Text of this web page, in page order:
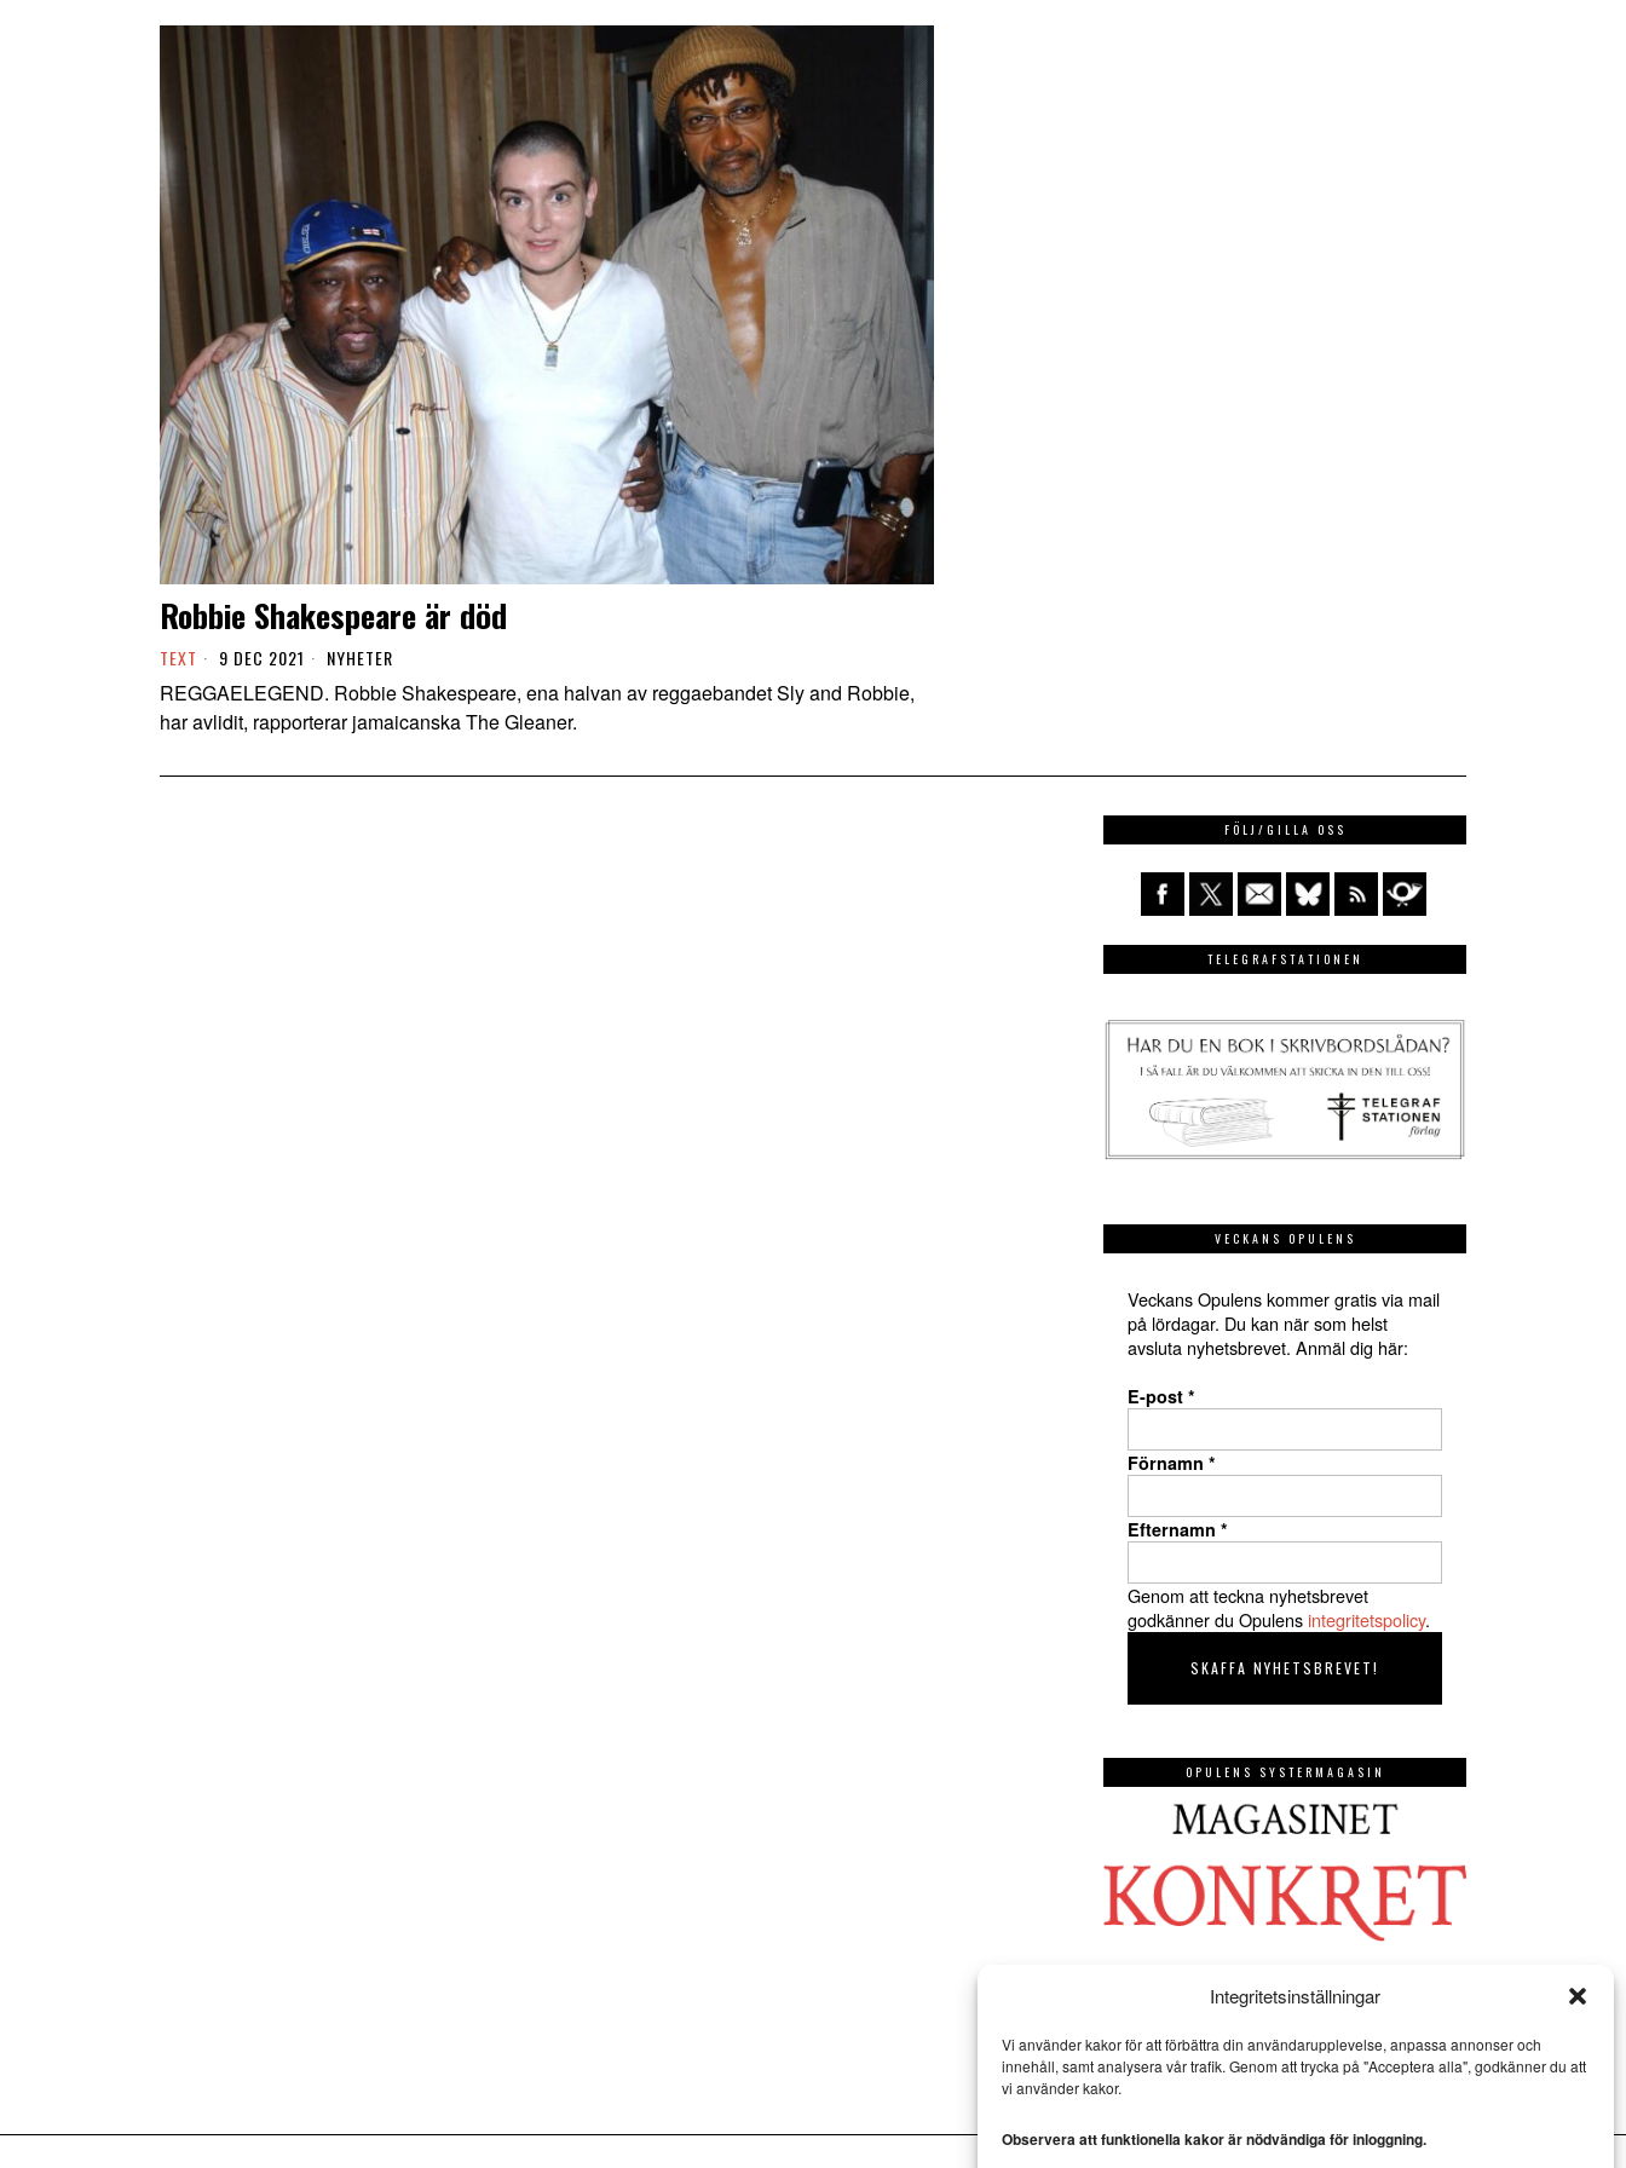
Integritetsinställningar
Vi använder kakor för att förbättra din användarupplevelse, anpassa annonser och
innehåll, samt analysera vår trafik. Genom att trycka på "Acceptera alla", godkänner du att
vi använder kakor.
Observera att funktionella kakor är nödvändiga för inloggning.
Robbie Shakespeare är död
TEXT 9 DEC 2021 NYHETER
REGGAELEGEND. Robbie Shakespeare, ena halvan av reggaebandet Sly and Robbie,
har avlidit, rapporterar jamaicanska The Gleaner.
FÖLJ/GILLA OSS
TELEGRAFSTATIONEN
VECKANS OPULENS
Veckans Opulens kommer gratis via mail
på lördagar. Du kan när som helst
avsluta nyhetsbrevet. Anmäl dig här:
E-post *
Förnamn *
Efternamn *
Genom att teckna nyhetsbrevet
godkänner du Opulensintegritetspolicy.
OPULENS SYSTERMAGASIN